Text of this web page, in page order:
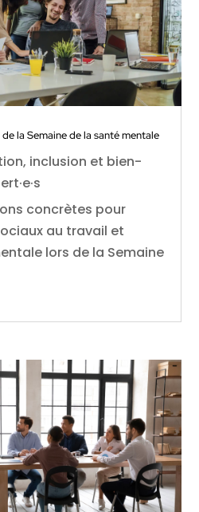
la Semaine de la santé mentale
inclusion et bien-
concrètes pour
au travail et
lors de la Semaine